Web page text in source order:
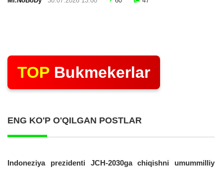
TOP Bukmekerlar
ENG KO'P O'QILGAN POSTLAR
Indoneziya prezidenti JCH-2030ga chiqishni umummilliy